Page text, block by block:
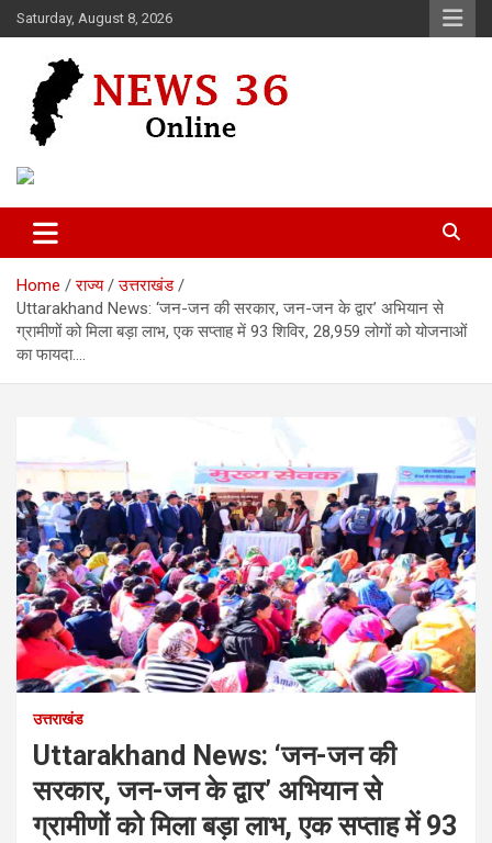
Skip
to
Saturday, August 8, 2026
News 36
Home राज्य
उत्तराखंड
Uttarakhand News: ‘जन-जन की सरकार, जन-जन के द्वार’ अभियान से
ग्रामीणों को मिला बड़ा लाभ, एक सप्ताह में 93 शिविर, 28,959 लोगों को योजनाओं
का फायदा….
उत्तराखंड
Uttarakhand News: ‘जन-जन की
सरकार, जन-जन के द्वार’ अभियान से
ग्रामीणों को मिला बड़ा लाभ, एक सप्ताह में 93